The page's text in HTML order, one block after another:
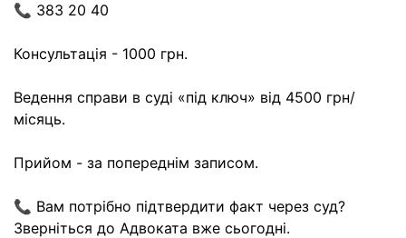
📞 383 20 40
Консультація - 1000 грн.
Ведення справи в суді «під ключ» від 4500 грн/
місяць.
Прийом - за попереднім записом.
📞 Вам потрібно підтвердити факт через суд?
Зверніться до Адвоката вже сьогодні.